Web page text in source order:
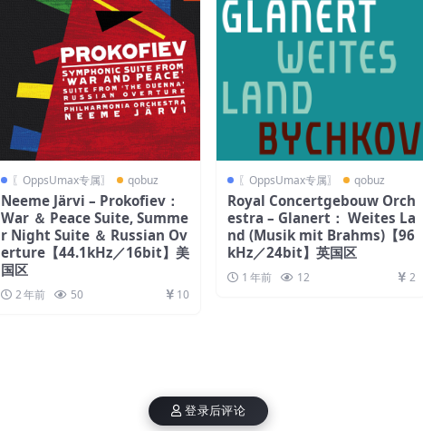
〖OppsUmax专属〗 qobuz
Neeme Järvi – Prokofiev：
War ＆ Peace Suite, Summe
r Night Suite ＆ Russian Ov
erture【44.1kHz／16bit】美
国区
2 年前 50 10
〖OppsUmax专属〗 qobuz
Royal Concertgebouw Orch
estra – Glanert： Weites La
nd (Musik mit Brahms)【96
kHz／24bit】英国区
1 年前 12 2
登录后评论